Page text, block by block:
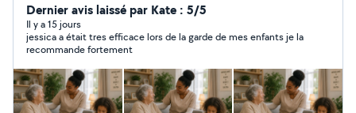
personnes en situation de handicap ainsi que des
enfants. Je suis diplômée en Assistance de Vie aux
Familles et formée aux premiers secours (SST). Je
propose mes services pour : Garde d'enfants (sortie
d'école, soirée, week-end) Aide aux personnes âgées
ou en situation de handicap Courses et
accompagnement aux rendez-vous Aide administrative
Dernier avis laissé par Kate : 5/5
Il y a 15 jours
jessica a était tres efficace lors de la garde de mes enfants je la
recommande fortement